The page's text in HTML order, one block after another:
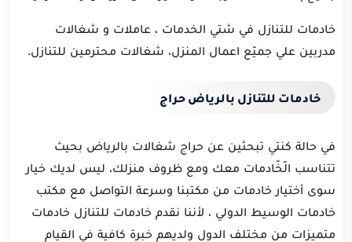
خادمات للتنازل في شتي الخدمات ، عاملات و شغالات
مدربين علي جميّع اعمال المنزل، شغالات محترمين للتنازل.
خادمات للتنازل بالرياض حراج
في حالة كنتي تبحثين عن حراج شغالات بالرياض بحيث
تتناسب الّخّادمات معك ومع ظروف منزلك، ليس لديك خيار
سوى أختيار خادمات من مكتبنا وسرعة التواصل مع مكتب
خادمات الوسيط الدولي ، لأننا نقدم خادمات للتنازل خادمات
متميزات من مختلف الدول ولديهم خبرة كافية في القيام